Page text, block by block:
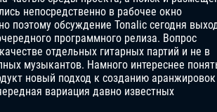
непосредственно в рабочее окно
поэтому обсуждение Tonalic сегодня
программного релиза. Вопрос
отдельных гитарных партий и не в
музыкантов. Намного интереснее
новый подход к созданию аранжировок
вариация давно известных